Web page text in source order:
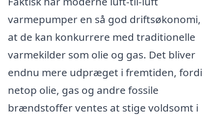
varmepumper en så god driftsøkonomi,
at de kan konkurrere med traditionelle
varmekilder som olie og gas. Det bliver
endnu mere udpræget i fremtiden, fordi
netop olie, gas og andre fossile
brændstoffer ventes at stige voldsomt i